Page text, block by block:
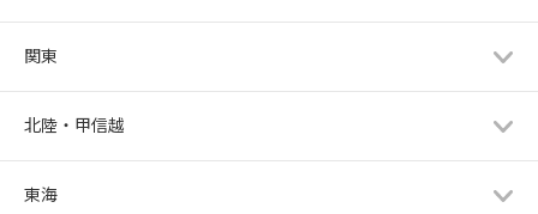
関東
北陸・甲信越
東海